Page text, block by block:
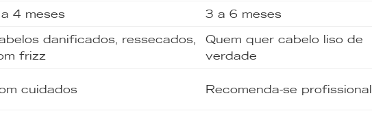
4 meses
3 a 6 meses
danificados, ressecados,
frizz
Quem quer cabelo liso de
verdade
cuidados Recomenda-se profissional